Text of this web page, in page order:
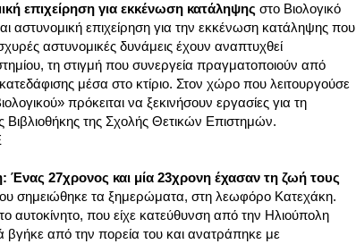
επιχείρηση για εκκένωση κατάληψης στο Βιολογικό
αστυνομική επιχείρηση για την εκκένωση κατάληψης που
αστυνομικές δυνάμεις έχουν αναπτυχθεί
τη στιγμή που συνεργεία πραγματοποιούν από
μέσα στο κτίριο. Στον χώρο που λειτουργούσε
πρόκειται να ξεκινήσουν εργασίες για τη
Βιβλιοθήκης της Σχολής Θετικών Επιστημών.
Ένας 27χρονος και μία 23χρονη έχασαν τη ζωή τους
σημειώθηκε τα ξημερώματα, στη λεωφόρο Κατεχάκη.
που είχε κατεύθυνση από την Ηλιούπολη
βγήκε από την πορεία του και ανατράπηκε με